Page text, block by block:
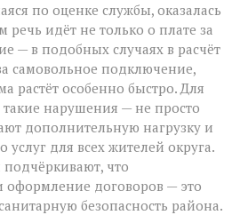
по оценке службы, оказалась
идёт не только о плате за
— в подобных случаях в расчёт
самовольное подключение,
растёт особенно быстро. Для
нарушения — не просто
дополнительную нагрузку и
услуг для всех жителей округа.
что
оформление договоров — это
безопасность района.